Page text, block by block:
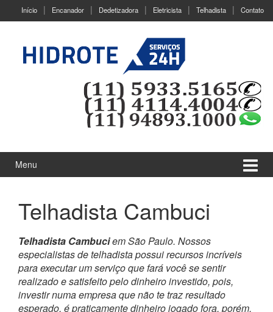
Início Encanador Dedetizadora Eletricista Telhadista Contato
Menu
Telhadista Cambuci
Telhadista Cambuciem São Paulo. Nossos
especialistas de telhadista possui recursos incríveis
para executar um serviço que fará você se sentir
realizado e satisfeito pelo dinheiro investido, pois,
investir numa empresa que não te traz resultado
esperado, é praticamente dinheiro jogado fora, porém,